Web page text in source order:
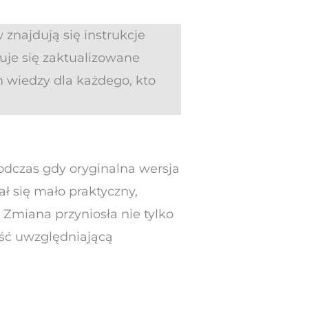
znajdują się instrukcje
się zaktualizowane
wiedzy dla każdego, kto
gdy oryginalna wersja
się mało praktyczny,
przyniosła nie tylko
uwzględniającą